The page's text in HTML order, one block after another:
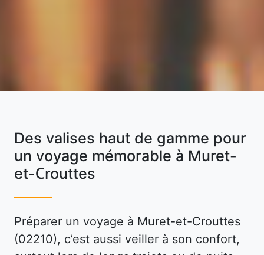
Des valises haut de gamme pour
un voyage mémorable à Muret-
et-Crouttes
Préparer un voyage à Muret-et-Crouttes
(02210), c’est aussi veiller à son confort,